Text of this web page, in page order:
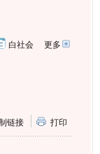
更多开
白社会
链接 打印